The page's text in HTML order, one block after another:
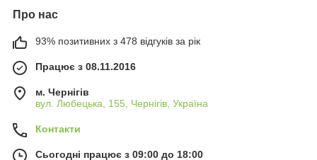
Про нас
93% позитивних з 478 відгуків за рік
Працює з 08.11.2016
м. Чернігів
вул. Любецька, 155, Чернігів, Україна
Контакти
Сьогодні працює з 09:00 до 18:00